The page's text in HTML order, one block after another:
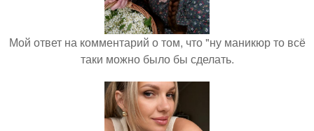
Мой ответ на комментарий о том, что "ну маникюр то всё
таки можно было бы сделать.